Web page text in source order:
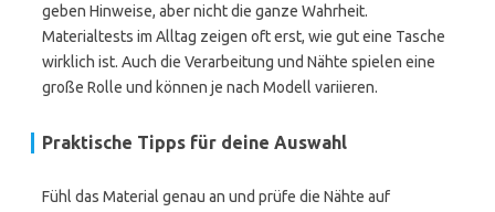
geben Hinweise, aber nicht die ganze Wahrheit.
Materialtests im Alltag zeigen oft erst, wie gut eine Tasche
wirklich ist. Auch die Verarbeitung und Nähte spielen eine
große Rolle und können je nach Modell variieren.
Praktische Tipps für deine Auswahl
Fühl das Material genau an und prüfe die Nähte auf